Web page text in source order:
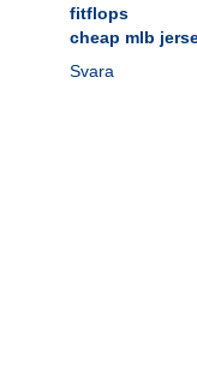
fitflops
cheap mlb
Svara